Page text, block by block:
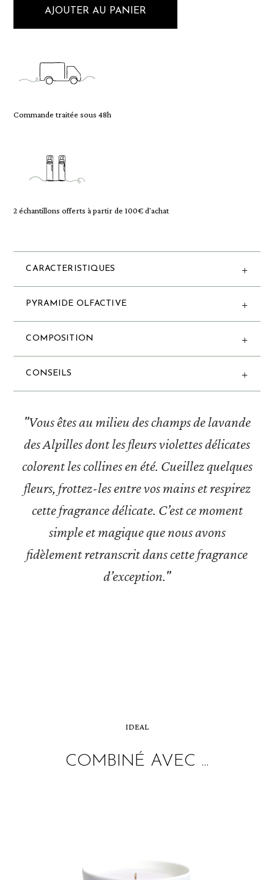
AJOUTER AU PANIER
Commande traitée sous 48h
2 échantillons offerts à partir de 100€ d'achat
CARACTERISTIQUES
PYRAMIDE OLFACTIVE
COMPOSITION
CONSEILS
"Vous êtes au milieu des champs de lavande
des Alpilles dont les fleurs violettes délicates
colorent les collines en été. Cueillez quelques
fleurs, frottez-les entre vos mains et respirez
cette fragrance délicate. C’est ce moment
simple et magique que nous avons
fidèlement retranscrit dans cette fragrance
d’exception."
IDEAL
COMBINÉ AVEC ...